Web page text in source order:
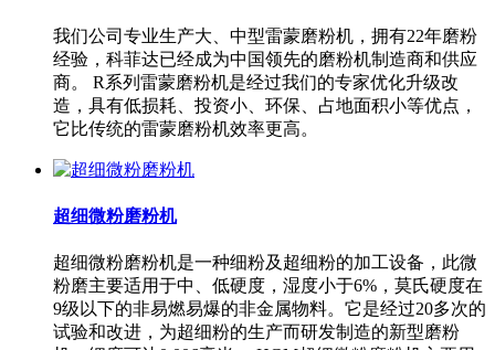
我们公司专业生产大、中型雷蒙磨粉机，拥有22年磨粉
经验，科菲达已经成为中国领先的磨粉机制造商和供应
商。 R系列雷蒙磨粉机是经过我们的专家优化升级改
造，具有低损耗、投资小、环保、占地面积小等优点，
它比传统的雷蒙磨粉机效率更高。
超细微粉磨粉机
超细微粉磨粉机是一种细粉及超细粉的加工设备，此微
粉磨主要适用于中、低硬度，湿度小于6%，莫氏硬度在
9级以下的非易燃易爆的非金属物料。它是经过20多次的
试验和改进，为超细粉的生产而研发制造的新型磨粉